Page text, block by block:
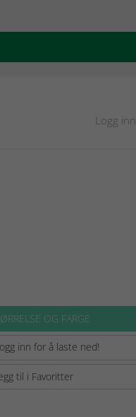
Logg inn
OG FARGE
inn for å laste ned!
til i Favoritter